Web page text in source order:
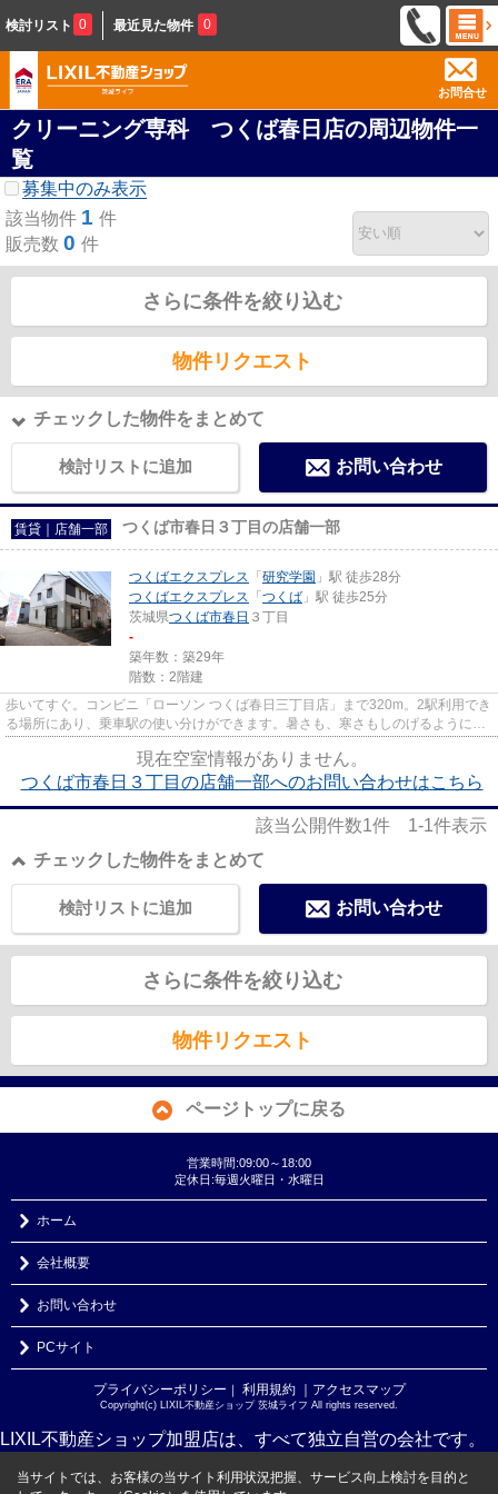
検討リスト 0 最近見た物件 0
お問合せ
クリーニング専科 つくば春日店の周辺物件一
覧
募集中のみ表示
該当物件 1 件
販売数 0 件
さらに条件を絞り込む
物件リクエスト
チェックした物件をまとめて
検討リストに追加 お問い合わせ
賃貸｜店舗一部 つくば市春日３丁目の店舗一部
つくばエクスプレス 「 研究学園 」駅 徒歩28分
つくばエクスプレス 「 つくば 」駅 徒歩25分
茨城県つくば市春日 ３丁目
-
築年数：築29年
階数：2階建
歩いてすぐ。コンビニ「ローソン つくば春日三丁目店」まで320m。2駅利用でき
る場所にあり、乗車駅の使い分けができます。暑さも、寒さもしのげるようにエ
現在空室情報がありません。
つくば市春日３丁目の店舗一部へのお問い合わせはこちら
該当公開件数1件 1-1件表示
チェックした物件をまとめて
お問い合わせ
検討リストに追加
さらに条件を絞り込む
物件リクエスト
ページトップに戻る
営業時間:09:00～18:00
定休日:毎週火曜日・水曜日
ホーム
会社概要
お問い合わせ
PCサイト
プライバシーポリシー ｜ 利用規約 ｜アクセスマップ
Copyright(c) LIXIL不動産ショップ 茨城ライフ All rights reserved.
LIXIL不動産ショップ加盟店は、すべて独立自営の会社です。
当サイトでは、お客様の当サイト利用状況把握、サービス向上検討を目的と